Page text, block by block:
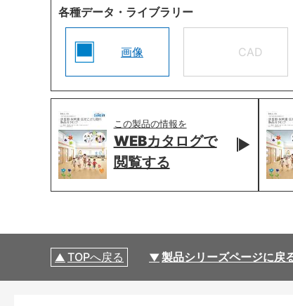
各種データ・ライブラリー
画像 CAD
この製品の情報を
WEBカタログで
閲覧する
TOPへ戻る 製品シリーズページに戻